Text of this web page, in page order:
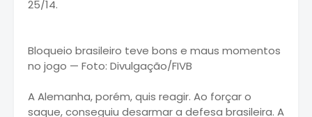
25/14.
Bloqueio brasileiro teve bons e maus momentos
no jogo — Foto: Divulgação/FIVB
A Alemanha, porém, quis reagir. Ao forçar o
saque, conseguiu desarmar a defesa brasileira. A